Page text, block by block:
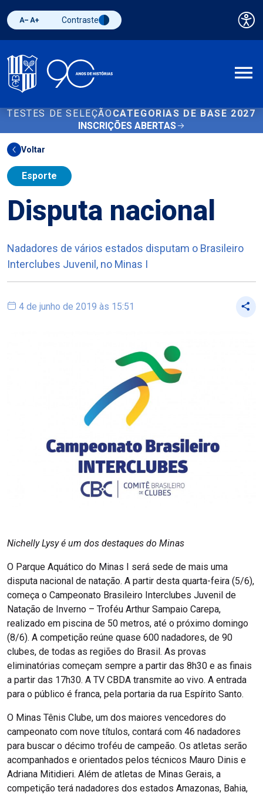
Diminuir fonte
Aumentar fonteAlternar contraste
Contraste
TESTES DE SELEÇÃO CATEGORIAS DE BASE 2027
INSCRIÇÕES ABERTAS
Voltar
Esporte
Disputa nacional
Nadadores de vários estados disputam o Brasileiro
Interclubes Juvenil, no Minas I
4 de junho de 2019 às 15:51
Nichelly Lysy é um dos destaques do Minas
O Parque Aquático do Minas I será sede de mais uma
disputa nacional de natação. A partir desta quarta-feira (5/6),
começa o Campeonato Brasileiro Interclubes Juvenil de
Natação de Inverno – Troféu Arthur Sampaio Carepa,
realizado em piscina de 50 metros, até o próximo domingo
(8/6). A competição reúne quase 600 nadadores, de 90
clubes, de todas as regiões do Brasil. As provas
eliminatórias começam sempre a partir das 8h30 e as finais
a partir das 17h30. A TV CBDA transmite ao vivo. A entrada
para o público é franca, pela portaria da rua Espírito Santo.
O Minas Tênis Clube, um dos maiores vencedores do
campeonato com nove títulos, contará com 46 nadadores
para buscar o décimo troféu de campeão. Os atletas serão
acompanhados e orientados pelos técnicos Mauro Dinis e
Adriana Mitidieri. Além de atletas de Minas Gerais, a
competição terá nadadores dos estados Amazonas, Bahia,